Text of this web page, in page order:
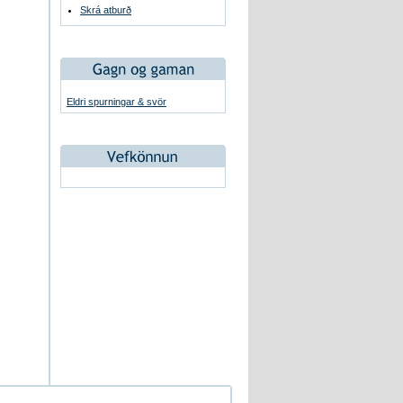
Skrá atburð
Eldri spurningar & svör